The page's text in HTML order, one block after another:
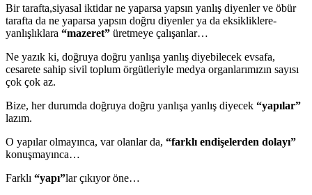
Bir tarafta,siyasal iktidar ne yaparsa yapsın yanlış diyenler ve öbür
tarafta da ne yaparsa yapsın doğru diyenler ya da eksikliklere-
yanlışlıklara “mazeret” üretmeye çalışanlar…
Ne yazık ki, doğruya doğru yanlışa yanlış diyebilecek evsafa,
cesarete sahip sivil toplum örgütleriyle medya organlarımızın sayısı
çok çok az.
Bize, her durumda doğruya doğru yanlışa yanlış diyecek “yapılar”
lazım.
O yapılar olmayınca, var olanlar da, “farklı endişelerden dolayı”
konuşmayınca…
Farklı “yapı”lar çıkıyor öne…